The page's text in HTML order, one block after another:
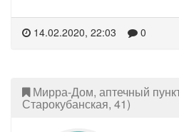
14.02.2020, 22:03 0
Мирра-Дом, аптечный
Старокубанская, 41)